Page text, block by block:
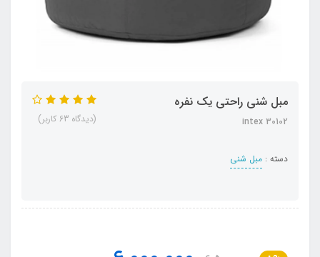
مبل شنی راحتی یک نفره
intex 30102
دسته : مبل شنی
(دیدگاه 63 کاربر)